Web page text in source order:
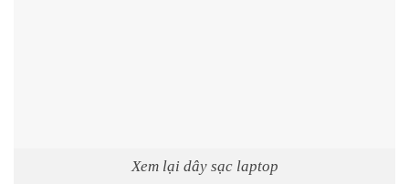
Xem lại dây sạc laptop